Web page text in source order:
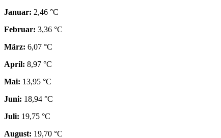
Januar: 2,46 °C
Februar: 3,36 °C
März: 6,07 °C
April: 8,97 °C
Mai: 13,95 °C
Juni: 18,94 °C
Juli: 19,75 °C
August: 19,70 °C